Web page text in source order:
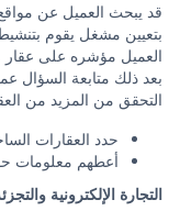
قد يبحث العميل عن
بتعيين مشغل يقوم
العميل مؤشره على عقار
بعد ذلك متابعة السؤال
التحقق من المزيد من
حدد العقارات
أعطهم معلومات
التجارة الإلكترونية